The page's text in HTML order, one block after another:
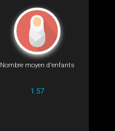
Nombre moyen d'enfants
1.57